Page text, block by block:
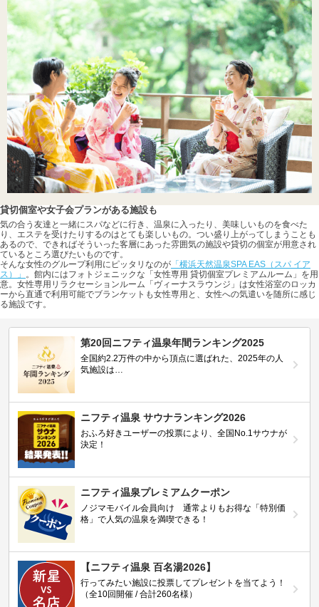
貸切個室や女子会プランがある施設も
気の合う友達と一緒にスパなどに行き、温泉に入ったり、美味しいものを食べた
り、エステを受けたりするのはとても楽しいもの。つい盛り上がってしまうことも
あるので、できればそういった客層にあった雰囲気の施設や貸切の個室が用意され
ているところ選びたいものです。
そんな女性のグループ利用にピッタリなのが 「横浜天然温泉SPA EAS（スパ イア
ス）」 。館内にはフォトジェニックな「女性専用 貸切個室プレミアムルーム」を用
意。女性専用リラクセーションルーム「ヴィーナスラウンジ」は女性浴室のロッカ
ーから直通で利用可能でブランケットも女性専用と、女性への気遣いを随所に感じ
る施設です。
第20回ニフティ温泉年間ランキング2025
全国約2.2万件の中から頂点に選ばれた、2025年の人
気施設は…
ニフティ温泉 サウナランキング2026
おふろ好きユーザーの投票により、全国No.1サウナが
決定！
ニフティ温泉プレミアムクーポン
ノジマモバイル会員向け 通常よりもお得な「特別価
格」で人気の温泉を満喫できる！
【ニフティ温泉 百名湯2026】
行ってみたい施設に投票してプレゼントを当てよう！
（全10回開催 / 合計260名様）